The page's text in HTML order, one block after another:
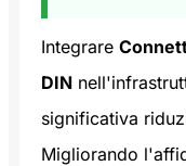
Integrare
DIN
significativa
Migliorando